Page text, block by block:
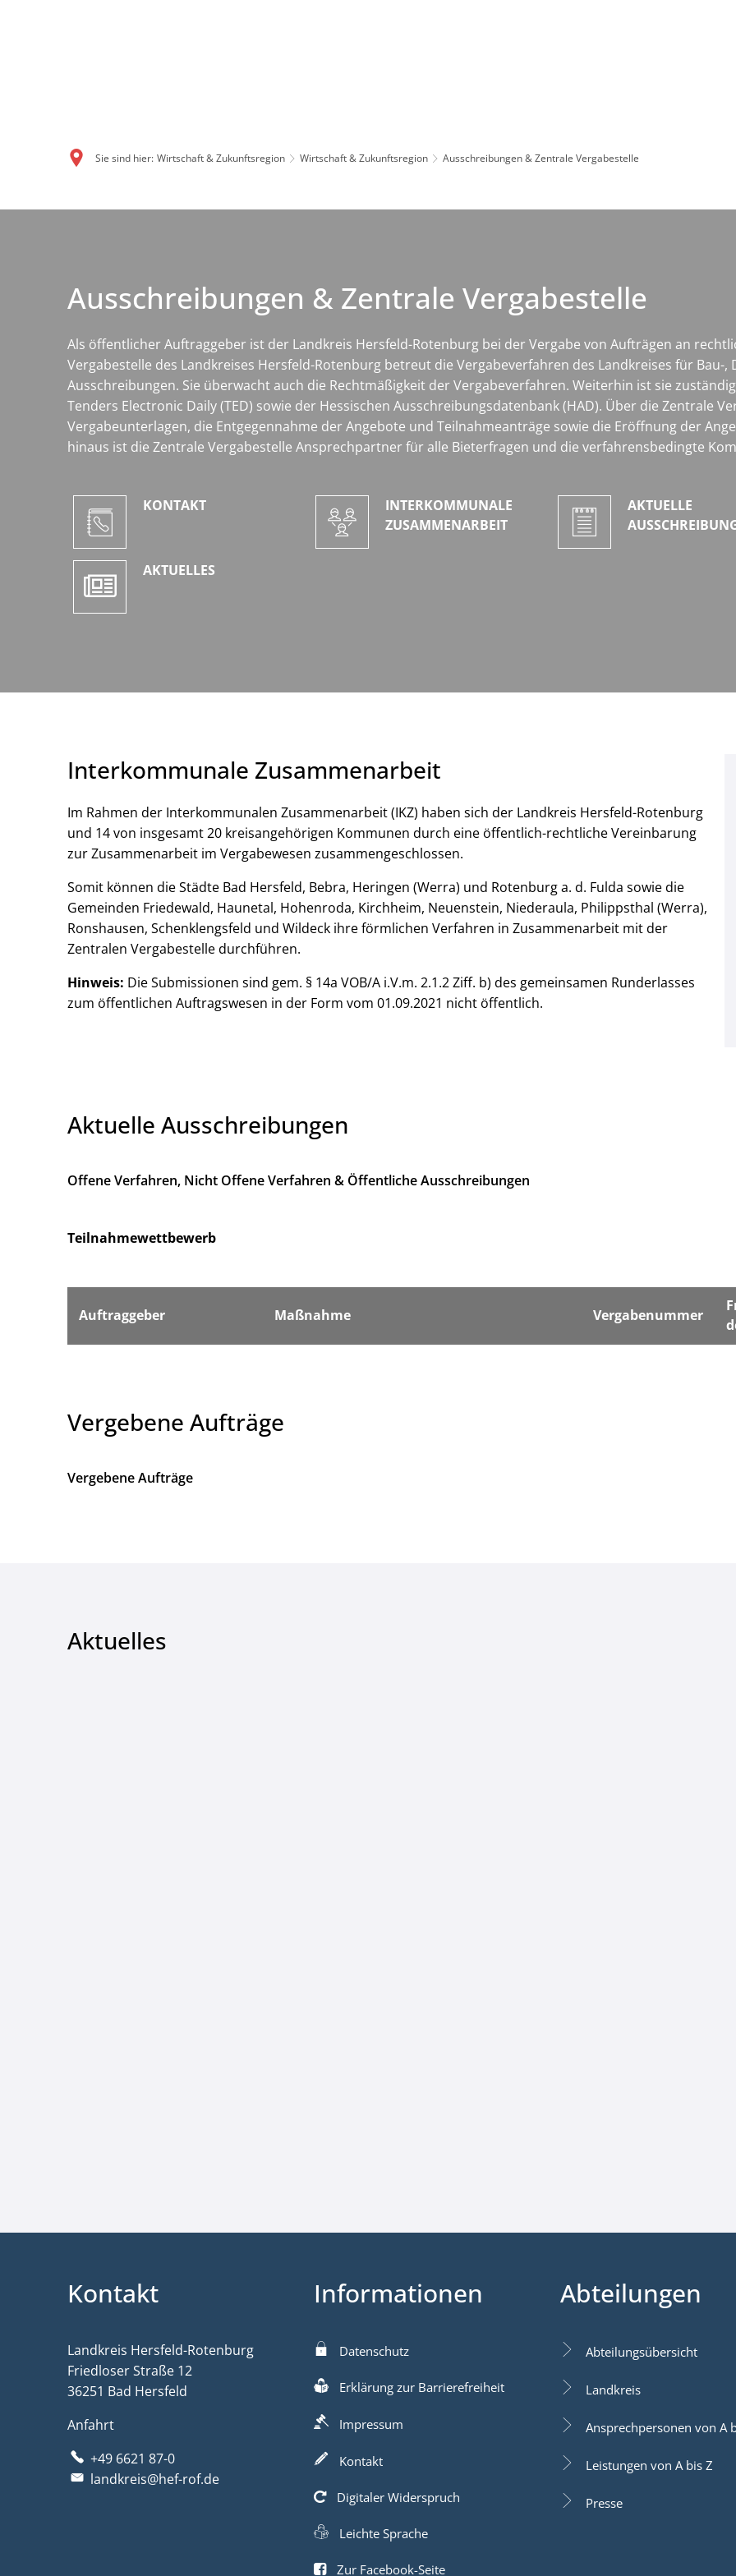
Sie sind hier: Wirtschaft & Zukunftsregion Wirtschaft & Zukunftsregion Ausschreibungen & Zentrale Vergabestelle
Ausschreibungen & Zentrale Vergabestelle
Als öffentlicher Auftraggeber ist der Landkreis Hersfeld-Rotenburg bei der Vergabe von Aufträgen an
Vergabestelle des Landkreises Hersfeld-Rotenburg betreut die Vergabeverfahren des Landkreises für Bau-
Ausschreibungen. Sie überwacht auch die Rechtmäßigkeit der Vergabeverfahren. Weiterhin ist sie
Tenders Electronic Daily (TED) sowie der Hessischen Ausschreibungsdatenbank (HAD). Über die Zentrale
Vergabeunterlagen, die Entgegennahme der Angebote und Teilnahmeanträge sowie die Eröffnung der
hinaus ist die Zentrale Vergabestelle Ansprechpartner für alle Bieterfragen und die verfahrensbedingte
KONTAKT
INTERKOMMUNALE
ZUSAMMENARBEIT
AKTUELLE
AKTUELLES
Interkommunale Zusammenarbeit
Im Rahmen der Interkommunalen Zusammenarbeit (IKZ) haben sich der Landkreis Hersfeld-Rotenburg
und 14 von insgesamt 20 kreisangehörigen Kommunen durch eine öffentlich-rechtliche Vereinbarung
zur Zusammenarbeit im Vergabewesen zusammengeschlossen.
Somit können die Städte Bad Hersfeld, Bebra, Heringen (Werra) und Rotenburg a. d. Fulda sowie die
Gemeinden Friedewald, Haunetal, Hohenroda, Kirchheim, Neuenstein, Niederaula, Philippsthal (Werra),
Ronshausen, Schenklengsfeld und Wildeck ihre förmlichen Verfahren in Zusammenarbeit mit der
Zentralen Vergabestelle durchführen.
Hinweis: Die Submissionen sind gem. § 14a VOB/A i.V.m. 2.1.2 Ziff. b) des gemeinsamen Runderlasses
zum öffentlichen Auftragswesen in der Form vom 01.09.2021 nicht öffentlich.
Aktuelle Ausschreibungen
Offene Verfahren, Nicht Offene Verfahren & Öffentliche Ausschreibungen
Teilnahmewettbewerb
Auftraggeber Maßnahme Vergabenummer
Vergebene Aufträge
Vergebene Aufträge
Aktuelles
Kontakt
Landkreis Hersfeld-Rotenburg
Friedloser Straße 12
36251 Bad Hersfeld
Anfahrt
+49 6621 87-0
landkreis@hef-rof.de
Informationen
Datenschutz
Erklärung zur Barrierefreiheit
Impressum
Kontakt
Digitaler Widerspruch
Leichte Sprache
Zur Facebook-Seite
Abteilungen
Abteilungsübersicht
Landkreis
Ansprechpersonen von A
Leistungen von A bis Z
Presse